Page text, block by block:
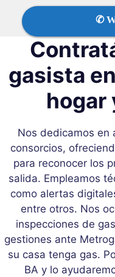
✆
gasista
hogar
Nos dedicamos en
consorcios,
para reconocer los
salida. Empleamos
como alertas
entre otros. Nos
inspecciones de
gestiones ante
su casa tenga gas.
BA y lo